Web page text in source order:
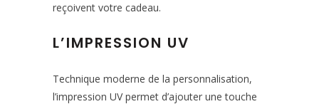
reçoivent votre cadeau.
L’IMPRESSION UV
Technique moderne de la personnalisation,
l’impression UV permet d’ajouter une touche